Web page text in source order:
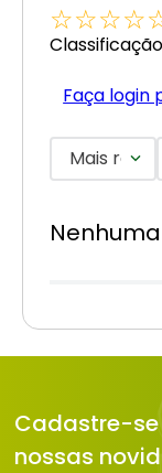
☆☆☆☆
Faça login
Mais
Cadastre-se
nossas